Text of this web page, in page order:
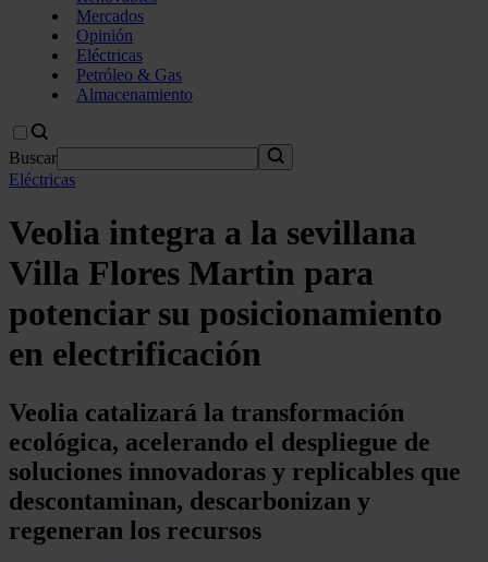
Mercados
Opinión
Eléctricas
Petróleo & Gas
Almacenamiento
Buscar
Eléctricas
Veolia integra a la sevillana
Villa Flores Martin para
potenciar su posicionamiento
en electrificación
Veolia catalizará la transformación
ecológica, acelerando el despliegue de
soluciones innovadoras y replicables que
descontaminan, descarbonizan y
regeneran los recursos